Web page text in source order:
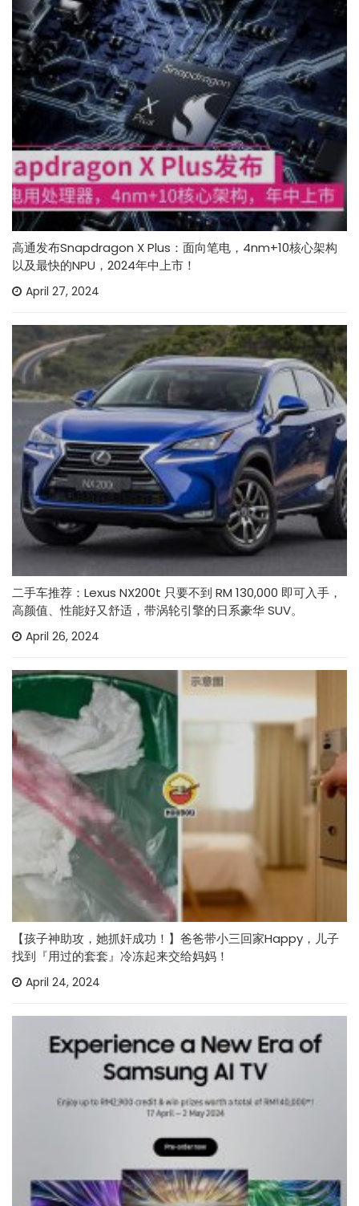
高通发布Snapdragon X Plus：面向笔电，4nm+10核心架构
以及最快的NPU，2024年中上市！
April 27, 2024
二手车推荐：Lexus NX200t 只要不到 RM 130,000 即可入手，
高颜值、性能好又舒适，带涡轮引擎的日系豪华 SUV。
April 26, 2024
【孩子神助攻，她抓奸成功！】爸爸带小三回家Happy，儿子
找到『用过的套套』冷冻起来交给妈妈！
April 24, 2024